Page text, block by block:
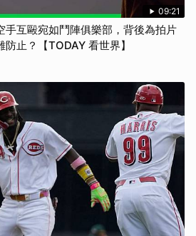
09:21
手互毆宛如鬥陣俱樂部，背後為拍片
止？【TODAY 看世界】